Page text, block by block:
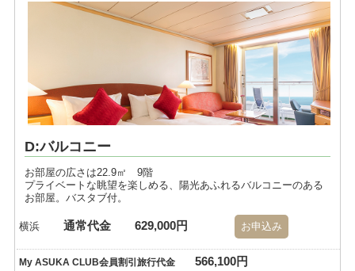
D:バルコニー
お部屋の広さは22.9㎡ 9階
プライベートな眺望を楽しめる、陽光あふれるバルコニーのある
お部屋。バスタブ付。
横浜 通常代金 629,000円 お申込み
My ASUKA CLUB会員割引旅行代金 566,100円